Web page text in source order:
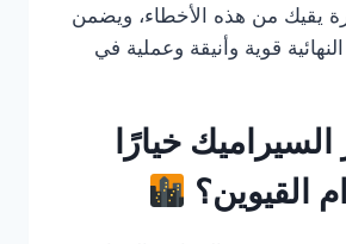
يقيك من هذه الأخطاء، ويضمن
قوية وأنيقة وعملية في
السيراميك خيارًا
القيوين؟